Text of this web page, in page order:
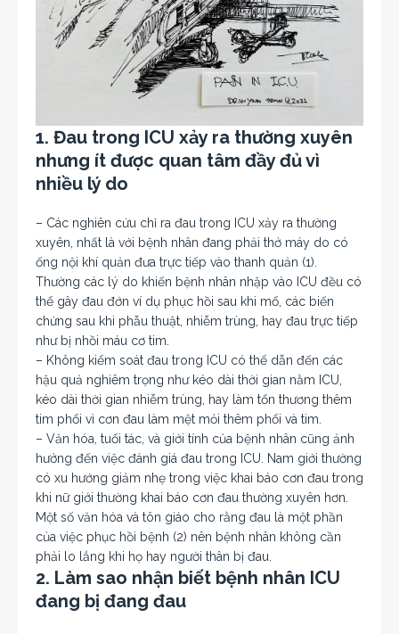
1. Đau trong ICU xảy ra thường xuyên
nhưng ít được quan tâm đầy đủ vì
nhiều lý do
– Các nghiên cứu chỉ ra đau trong ICU xảy ra thường
xuyên, nhất là với bệnh nhân đang phải thở máy do có
ống nội khí quản đưa trực tiếp vào thanh quản (1).
Thường các lý do khiến bệnh nhân nhập vào ICU đều có
thể gây đau đớn ví dụ phục hồi sau khi mổ, các biến
chứng sau khi phẫu thuật, nhiễm trùng, hay đau trực tiếp
như bị nhồi máu cơ tim.
– Không kiểm soát đau trong ICU có thể dẫn đến các
hậu quả nghiêm trọng như kéo dài thời gian nằm ICU,
kéo dài thời gian nhiễm trùng, hay làm tổn thương thêm
tim phổi vì cơn đau làm mệt mỏi thêm phổi và tim.
– Văn hóa, tuổi tác, và giới tính của bệnh nhân cũng ảnh
hưởng đến việc đánh giá đau trong ICU. Nam giới thường
có xu hướng giảm nhẹ trong việc khai báo cơn đau trong
khi nữ giới thường khai báo cơn đau thường xuyên hơn.
Một số văn hóa và tôn giáo cho rằng đau là một phần
của việc phục hồi bệnh (2) nên bệnh nhân không cần
phải lo lắng khi họ hay người thân bị đau.
2. Làm sao nhận biết bệnh nhân ICU
đang bị đang đau